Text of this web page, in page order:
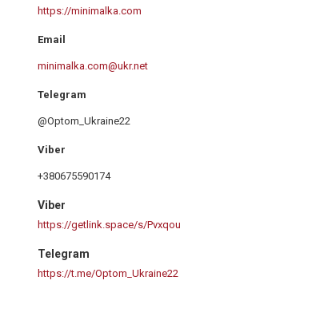
https://minimalka.com
minimalka.com@ukr.net
@Optom_Ukraine22
+380675590174
Viber
https://getlink.space/s/Pvxqou
Telegram
https://t.me/Optom_Ukraine22